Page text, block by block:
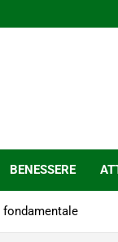
BENESSERE
fondamentale